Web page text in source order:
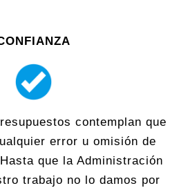
contemplan que
error u omisión de
que la Administración
trabajo no lo damos por